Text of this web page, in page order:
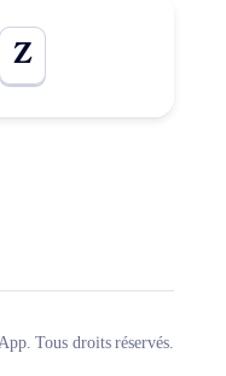
Z
Tous droits réservés.